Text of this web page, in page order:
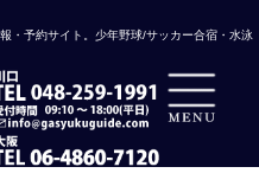
・予約サイト。少年野球/サッカー合宿・水泳